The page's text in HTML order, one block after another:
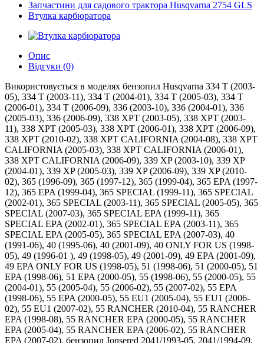
Запчастини для садового трактора Husqvarna 2754 GLS
Втулка карбюратора
Опис
Відгуки (0)
Використовується в моделях бензопил Husqvarna 334 T (2003-
05), 334 T (2003-11), 334 T (2004-01), 334 T (2005-03), 334 T
(2006-01), 334 T (2006-09), 336 (2003-10), 336 (2004-01), 336
(2005-03), 336 (2006-09), 338 XPT (2003-05), 338 XPT (2003-
11), 338 XPT (2005-03), 338 XPT (2006-01), 338 XPT (2006-09),
338 XPT (2010-02), 338 XPT CALIFORNIA (2004-08), 338 XPT
CALIFORNIA (2005-03), 338 XPT CALIFORNIA (2006-01),
338 XPT CALIFORNIA (2006-09), 339 XP (2003-10), 339 XP
(2004-01), 339 XP (2005-03), 339 XP (2006-09), 339 XP (2010-
02), 365 (1996-09), 365 (1997-12), 365 (1999-04), 365 EPA (1997-
12), 365 EPA (1999-04), 365 SPECIAL (1999-11), 365 SPECIAL
(2002-01), 365 SPECIAL (2003-11), 365 SPECIAL (2005-05), 365
SPECIAL (2007-03), 365 SPECIAL EPA (1999-11), 365
SPECIAL EPA (2002-01), 365 SPECIAL EPA (2003-11), 365
SPECIAL EPA (2005-05), 365 SPECIAL EPA (2007-03), 40
(1991-06), 40 (1995-06), 40 (2001-09), 40 ONLY FOR US (1998-
05), 49 (1996-01 ), 49 (1998-05), 49 (2001-09), 49 EPA (2001-09),
49 EPA ONLY FOR US (1998-05), 51 (1998-06), 51 (2000-05), 51
EPA (1998-06), 51 EPA (2000-05), 55 (1998-06), 55 (2000-05), 55
(2004-01), 55 (2005-04), 55 (2006-02), 55 (2007-02), 55 EPA
(1998-06), 55 EPA (2000-05), 55 EU1 (2005-04), 55 EU1 (2006-
02), 55 EU1 (2007-02), 55 RANCHER (2010-04), 55 RANCHER
EPA (1998-08), 55 RANCHER EPA (2000-05), 55 RANCHER
EPA (2005-04), 55 RANCHER EPA (2006-02), 55 RANCHER
EPA (2007-02), бензопил Jonsered 2041/1993-05, 2041/1994-09,